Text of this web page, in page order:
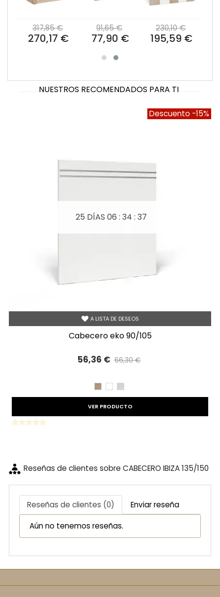
317,85 €
270,17 €
91,65 €
77,90 €
230,10 €
195,59 €
NUESTROS RECOMENDADOS PARA TI
Descuento -15%
A LISTA DE DESEOS
25 DÍAS 06 : 34 : 37
cabecero eko 90/105
56,36 € 66,30 €
CAMBRIAN
BLANCO
VER PRODUCTO
Reseñas de clientes sobre CABECERO IBIZA 135/150
Reseñas de clientes (0) Enviar reseña
Aún no tenemos reseñas.